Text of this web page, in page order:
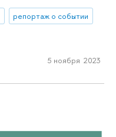
репортаж о событии
5 ноября 2023